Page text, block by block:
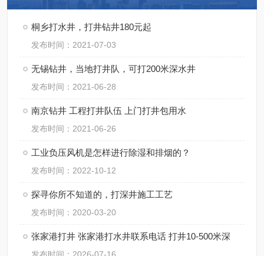
桐乡打水井，打井钻井180元起
发布时间：2021-07-03
无锡钻井，当地打井队，可打200米深水井
发布时间：2021-06-28
南京钻井 工程打井队伍 上门打井包用水
发布时间：2021-06-26
工业负压风机是怎样进行除湿和排烟的？
发布时间：2022-10-12
探寻你所不知道的，打深井施工工艺
发布时间：2020-03-20
张家港打井 张家港打水井联系电话 打井10-500米深